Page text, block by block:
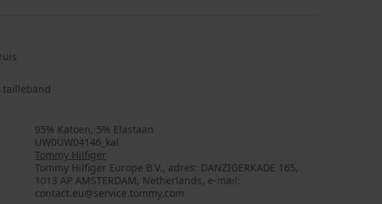
tailleband
95% Katoen, 5% Elastaan
UW0UW04146_kal
Tommy Hilfiger
Tommy Hilfiger Europe B.V., adres: DANZIGERKADE 165,
1013 AP AMSTERDAM, Netherlands, e-mail:
contact.eu@service.tommy.com